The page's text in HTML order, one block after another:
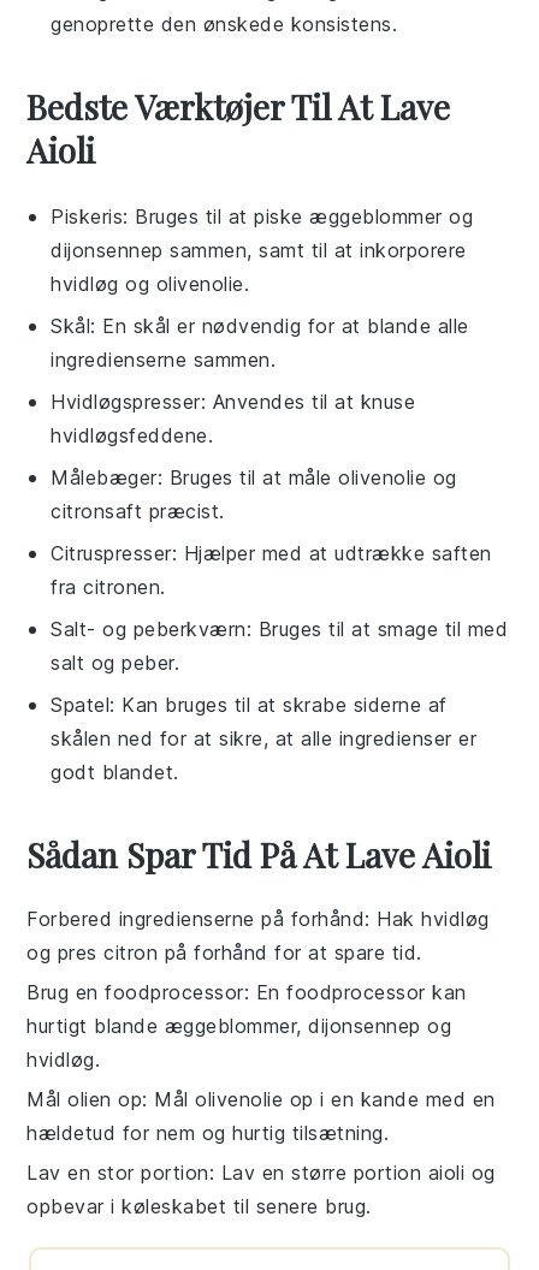
genoprette den ønskede konsistens.
Bedste Værktøjer Til At Lave
Aioli
Piskeris: Bruges til at piske æggeblommer og
dijonsennep sammen, samt til at inkorporere
hvidløg og olivenolie.
Skål: En skål er nødvendig for at blande alle
ingredienserne sammen.
Hvidløgspresser: Anvendes til at knuse
hvidløgsfeddene.
Målebæger: Bruges til at måle olivenolie og
citronsaft præcist.
Citruspresser: Hjælper med at udtrække saften
fra citronen.
Salt- og peberkværn: Bruges til at smage til med
salt og peber.
Spatel: Kan bruges til at skrabe siderne af
skålen ned for at sikre, at alle ingredienser er
godt blandet.
Sådan Spar Tid På At Lave Aioli
Forbered ingredienserne på forhånd: Hakhvidløg
og prescitron på forhånd for at spare tid.
Brug en foodprocessor: En foodprocessor kan
hurtigt blande æggeblommer,dijonsennep og
hvidløg.
Mål olien op: Målolivenolie op i en kande med en
hældetud for nem og hurtig tilsætning.
Lav en stor portion: Lav en større portion aioli og
opbevar i køleskabet til senere brug.